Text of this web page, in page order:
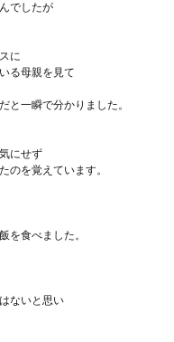
でしたが
に
る母親を見て
と一瞬で分かりました。
にせず
のを覚えています。
を食べました。
ないと思い